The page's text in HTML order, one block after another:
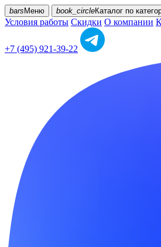
bars Меню book_circleКаталог по
Условия работы Скидки О компании
+7 (495) 921-39-22